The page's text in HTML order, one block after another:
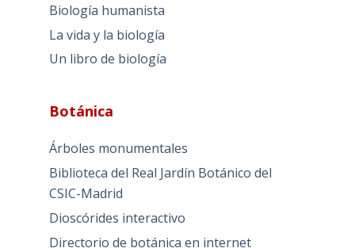
Biología humanista
La vida y la biología
Un libro de biología
Botánica
Árboles monumentales
Biblioteca del Real Jardín Botánico del
CSIC-Madrid
Dioscórides interactivo
Directorio de botánica en internet